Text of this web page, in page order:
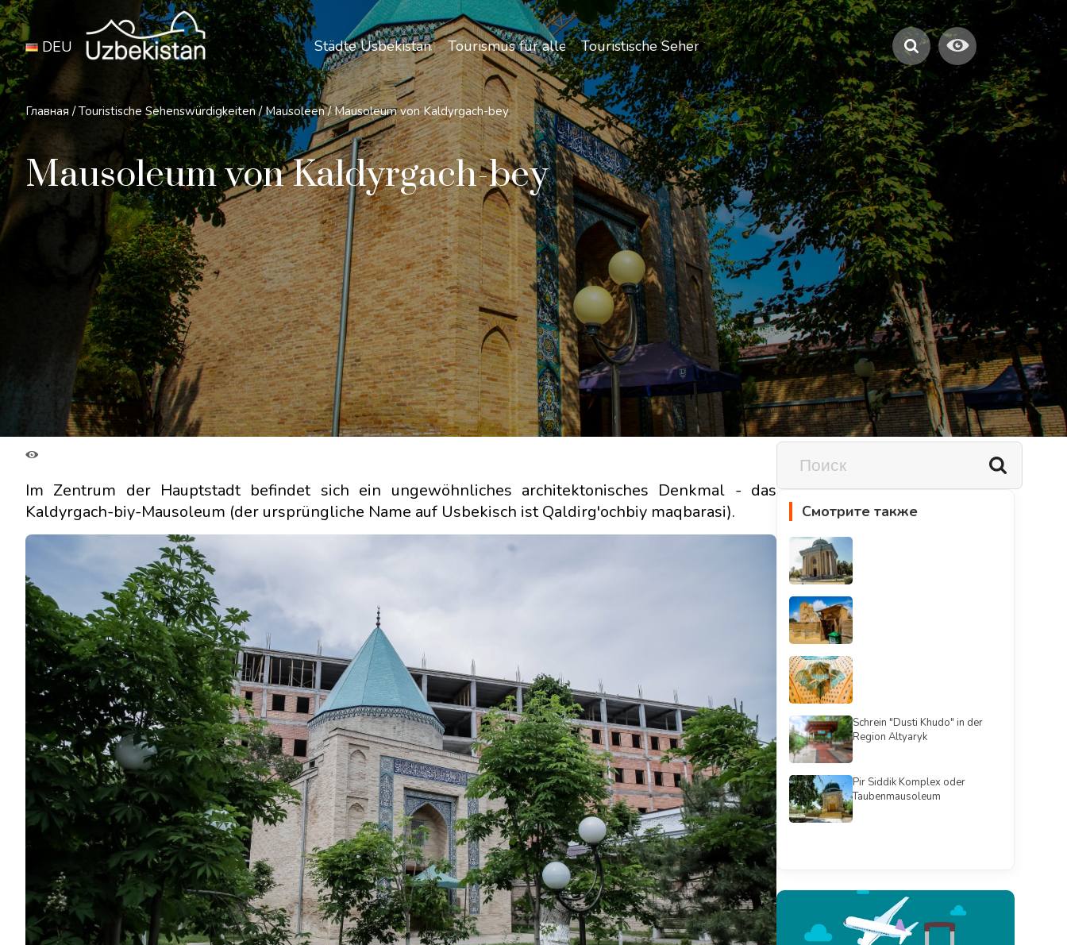
Städte Usbekistans Tourismus für alle Touristische Sehenswürdigkeiten
DEU
Главная / Touristische Sehenswürdigkeiten / Mausoleen / Mausoleum von Kaldyrgach-bey
Mausoleum von Kaldyrgach-bey
Im Zentrum der Hauptstadt befindet sich ein ungewöhnliches architektonisches Denkmal - das
Kaldyrgach-biy-Mausoleum (der ursprüngliche Name auf Usbekisch ist Qaldirg'ochbiy maqbarasi).
Смотрите также
Schrein "Dusti Khudo" in der
Region Altyaryk
Pir Siddik Komplex oder
Taubenmausoleum